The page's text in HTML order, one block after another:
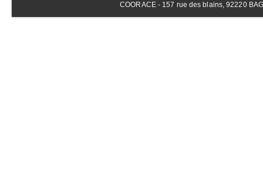
COORACE - 157 rue des blains, 92220